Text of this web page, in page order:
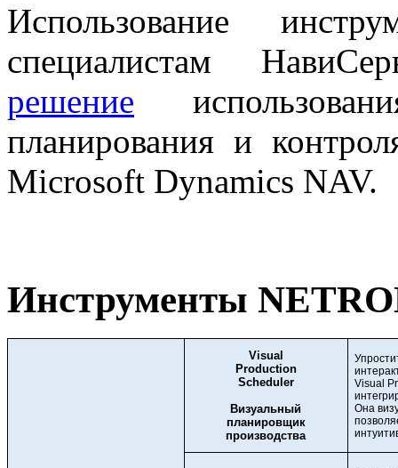
Использование
специалистам
решение
планирования и
Microsoft Dynamics NAV.
Инструменты
Visual
Production
Scheduler
Визуальный
планировщик
производства
Visual
Она